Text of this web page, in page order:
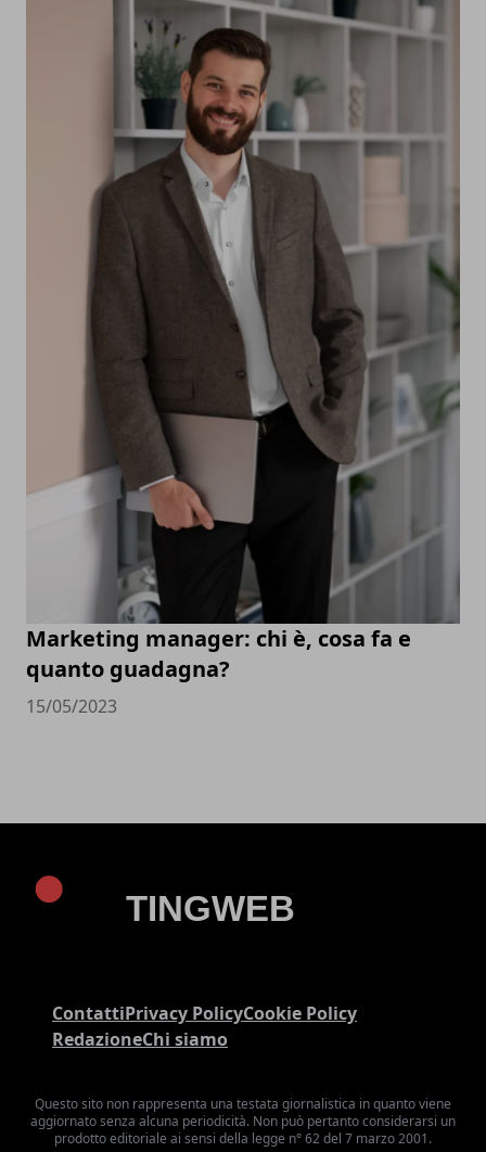
Marketing manager: chi è, cosa fa e
quanto guadagna?
15/05/2023
ContattiPrivacy PolicyCookie Policy
RedazioneChi siamo
Questo sito non rappresenta una testata giornalistica in quanto viene
aggiornato senza alcuna periodicità. Non può pertanto considerarsi un
prodotto editoriale ai sensi della legge n° 62 del 7 marzo 2001.